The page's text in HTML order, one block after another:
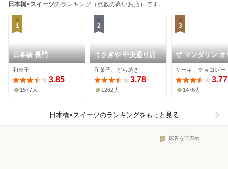
日本橋×スイーツのランキング（点数の高いお店）です。
1
日本橋 長門
和菓子
3.85
1577人
2
うさぎや 中央通り店
和菓子、どら焼き
3.78
1262人
3
ザ マンダリン オ
ンタル グルメシ
プ
ケーキ、チョコレー
3.77
1476人
日本橋×スイーツのランキングをもっと見る
広告を非表示